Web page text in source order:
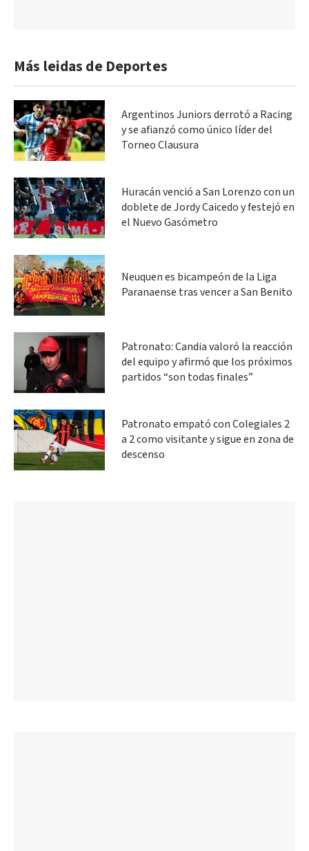
Más leidas de Deportes
Argentinos Juniors derrotó a Racing
y se afianzó como único líder del
Torneo Clausura
Huracán venció a San Lorenzo con un
doblete de Jordy Caicedo y festejó en
el Nuevo Gasómetro
Neuquen es bicampeón de la Liga
Paranaense tras vencer a San Benito
Patronato: Candia valoró la reacción
del equipo y afirmó que los próximos
partidos “son todas finales”
Patronato empató con Colegiales 2
a 2 como visitante y sigue en zona de
descenso